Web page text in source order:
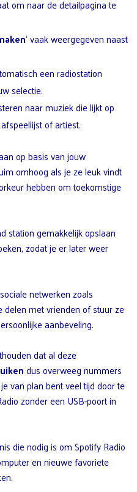
om naar de detailpagina te
‘ vaak weergegeven naast
een radiostation
selectie.
naar muziek die lijkt op
of artiest.
op basis van jouw
omhoog als je ze leuk vindt
hebben om toekomstige
station gemakkelijk opslaan
zodat je er later weer
netwerken zoals
delen met vrienden of stuur ze
aanbeveling.
dat al deze
dus overweeg nummers
van plan bent veel tijd door te
zonder een USB-poort in
die nodig is om Spotify Radio
en nieuwe favoriete